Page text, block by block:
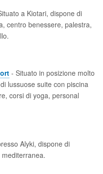
a Kiotari, dispone di
centro benessere, palestra,
- Situato in posizione molto
lussuose suite con piscina
corsi di yoga, personal
Alyki, dispone di